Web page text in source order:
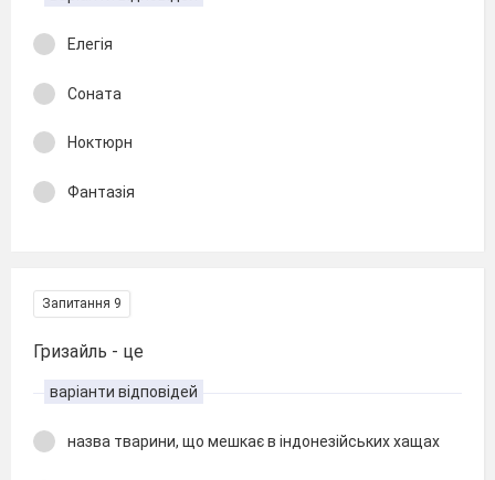
Елегія
Соната
Ноктюрн
Фантазія
Запитання 9
Гризайль - це
варіанти відповідей
назва тварини, що мешкає в індонезійських хащах